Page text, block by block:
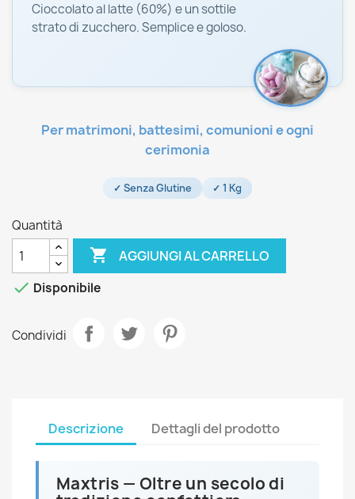
Cioccolato al latte (60%) e un sottile
strato di zucchero. Semplice e goloso.
Per matrimoni, battesimi, comunioni e ogni
cerimonia
✓ Senza Glutine ✓ 1 Kg
Quantità
 AGGIUNGI AL CARRELLO
 Disponibile
Condividi
Descrizione Dettagli del prodotto
Maxtris — Oltre un secolo di